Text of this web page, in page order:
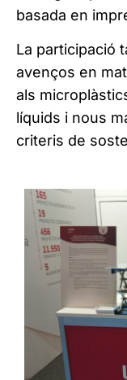
basada en
La participació
avenços en
als
líquids i nous
criteris de